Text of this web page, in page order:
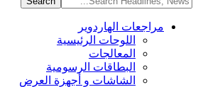
مراجعات الهاردوير
اللوحات الرئيسية
المعالجات
البطاقات الرسومية
الشاشات و أجهزة العرض